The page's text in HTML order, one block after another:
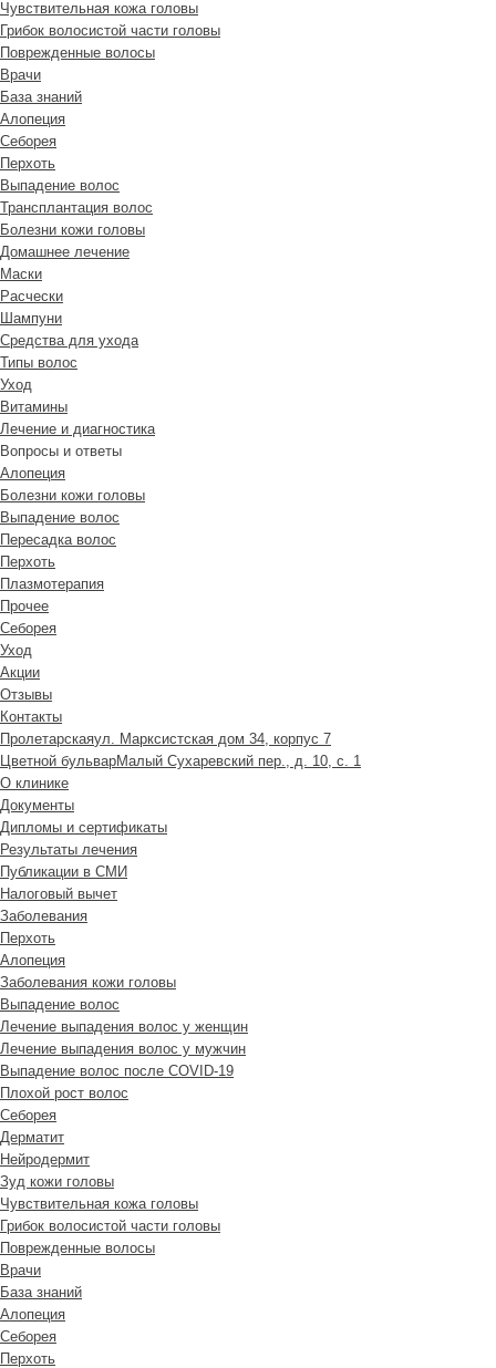
Чувствительная кожа головы
Грибок волосистой части головы
Поврежденные волосы
Врачи
База знаний
Алопеция
Себорея
Перхоть
Выпадение волос
Трансплантация волос
Болезни кожи головы
Домашнее лечение
Маски
Расчески
Шампуни
Средства для ухода
Типы волос
Уход
Витамины
Лечение и диагностика
Вопросы и ответы
Алопеция
Болезни кожи головы
Выпадение волос
Пересадка волос
Перхоть
Плазмотерапия
Прочее
Себорея
Уход
Акции
Отзывы
Контакты
Пролетарскаяул. Марксистская дом 34, корпус 7
Цветной бульварМалый Сухаревский пер., д. 10, с. 1
О клинике
Документы
Дипломы и сертификаты
Результаты лечения
Публикации в СМИ
Налоговый вычет
Заболевания
Перхоть
Алопеция
Заболевания кожи головы
Выпадение волос
Лечение выпадения волос у женщин
Лечение выпадения волос у мужчин
Выпадение волос после COVID-19
Плохой рост волос
Cеборея
Дерматит
Нейродермит
Зуд кожи головы
Чувствительная кожа головы
Грибок волосистой части головы
Поврежденные волосы
Врачи
База знаний
Алопеция
Себорея
Перхоть